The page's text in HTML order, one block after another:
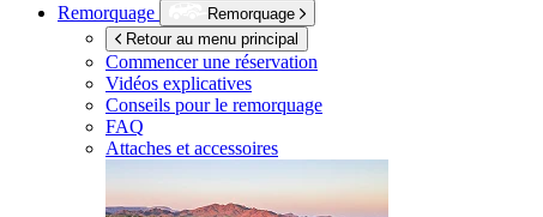
Remorquage
Remorquage
Retour au menu principal
Commencer une réservation
Vidéos explicatives
Conseils pour le remorquage
FAQ
Attaches et accessoires